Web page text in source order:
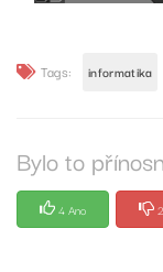
Tags: informatika
Bylo to
4 Ano